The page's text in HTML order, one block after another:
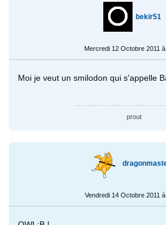
bekir51
Mercredi 12 Octobre 2011
Moi je veut un smilodon qui s'appelle
prout
Vendredi 14 Octobre 2011